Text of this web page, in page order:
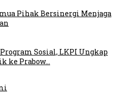
Pihak Bersinergi Menjaga
Sosial, LKPI Ungkap
ke Prabow…